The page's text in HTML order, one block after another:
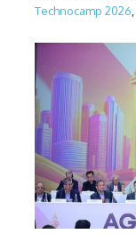
Technocamp 2026,